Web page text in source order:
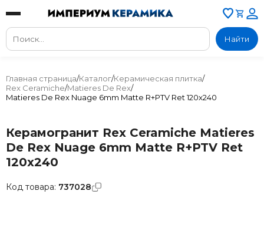
Найти
Главная страница/Каталог/Керамическая плитка/
Rex Ceramiche/Matieres De Rex/
Matieres De Rex Nuage 6mm Matte R+PTV Ret 120x240
Керамогранит Rex Ceramiche Matieres
De Rex Nuage 6mm Matte R+PTV Ret
120x240
Код товара: 737028